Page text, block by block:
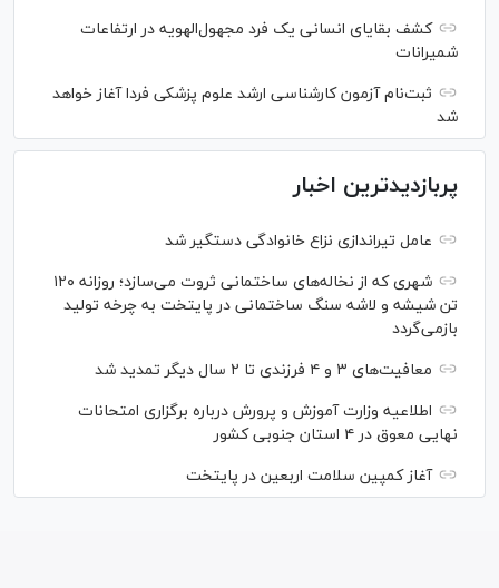
کشف بقایای انسانی یک فرد مجهول‌الهویه در ارتفاعات
شمیرانات
ثبت‌نام آزمون کارشناسی ارشد علوم پزشکی فردا آغاز خواهد
شد
پربازدیدترین اخبار
عامل تیراندازی نزاع خانوادگی دستگیر شد
شهری که از نخاله‌های ساختمانی ثروت می‌سازد؛ روزانه ۱۲۰
تن شیشه و لاشه سنگ ساختمانی در پایتخت به چرخه تولید
بازمی‌گردد
معافیت‌های ۳ و ۴ فرزندی تا ۲ سال دیگر تمدید شد
اطلاعیه وزارت آموزش و پرورش درباره برگزاری امتحانات
نهایی معوق در ۴ استان جنوبی کشور
آغاز کمپین سلامت اربعین در پایتخت